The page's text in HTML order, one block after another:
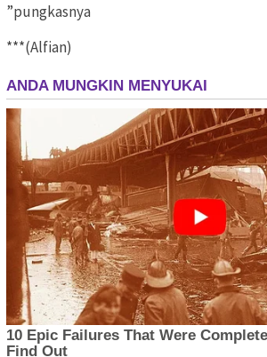
”pungkasnya
***(Alfian)